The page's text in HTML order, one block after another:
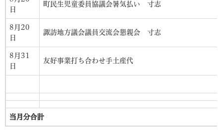
日
町民生児童委員協議会暑気払い 寸志
8月20
日
諏訪地方議会議員交流会懇親会 寸志
8月31
日
友好事業打ち合わせ手土産代
当月分合計